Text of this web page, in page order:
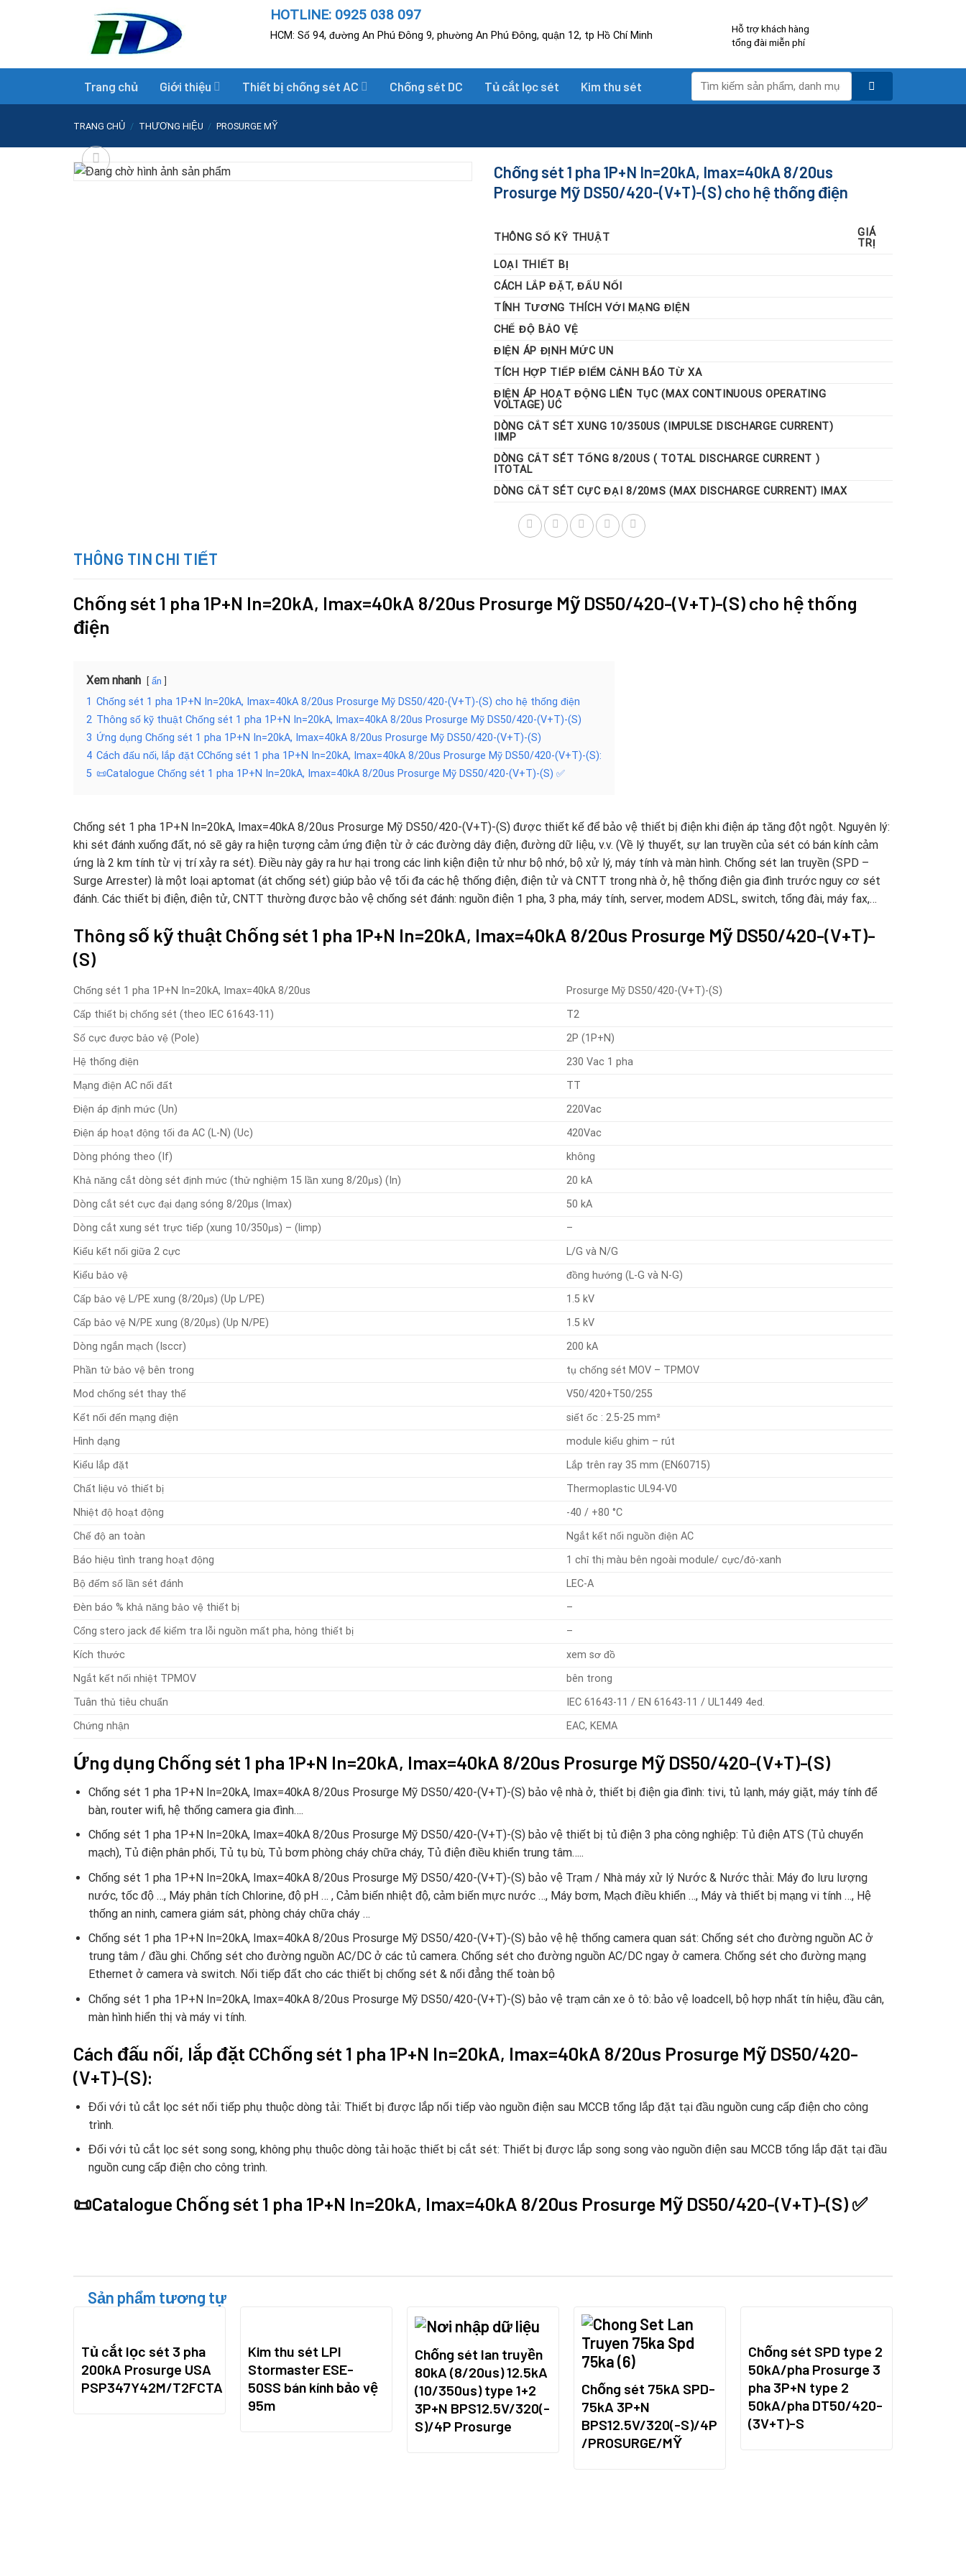
HOTLINE: 0925 038 097
HCM: Số 94, đường An Phú Đông 9, phường An Phú Đông, quận 12, tp Hồ Chí Minh
Hỗ trợ khách hàng
tổng đài miễn phí
Trang chủ Giới thiệu Thiết bị chống sét AC Chống sét DC Tủ cắt lọc sét Kim thu sét
kiếm:
TRANG CHỦ / THƯƠNG HIỆU / PROSURGE MỸ
Chống sét 1 pha 1P+N In=20kA, Imax=40kA 8/20us
Prosurge Mỹ DS50/420-(V+T)-(S) cho hệ thống điện
THÔNG SỐ KỸ THUẬT
GIÁ
TRỊ
LOẠI THIẾT BỊ
CÁCH LẮP ĐẶT, ĐẤU NỐI
TÍNH TƯƠNG THÍCH VỚI MẠNG ĐIỆN
CHẾ ĐỘ BẢO VỆ
ĐIỆN ÁP ĐỊNH MỨC UN
TÍCH HỢP TIẾP ĐIỂM CẢNH BÁO TỪ XA
ĐIỆN ÁP HOẠT ĐỘNG LIÊN TỤC (MAX CONTINUOUS OPERATING
VOLTAGE) UC
DÒNG CẮT SÉT XUNG 10/350US (IMPULSE DISCHARGE CURRENT)
IIMP
DÒNG CẮT SÉT TỔNG 8/20US ( TOTAL DISCHARGE CURRENT )
ITOTAL
DÒNG CẮT SÉT CỰC ĐẠI 8/20ΜS (MAX DISCHARGE CURRENT) IMAX
THÔNG TIN CHI TIẾT
Chống sét 1 pha 1P+N In=20kA, Imax=40kA 8/20us Prosurge Mỹ DS50/420-(V+T)-(S) cho hệ thống
điện
Xem nhanh ẩn
1 Chống sét 1 pha 1P+N In=20kA, Imax=40kA 8/20us Prosurge Mỹ DS50/420-(V+T)-(S) cho hệ thống điện
2 Thông số kỹ thuật Chống sét 1 pha 1P+N In=20kA, Imax=40kA 8/20us Prosurge Mỹ DS50/420-(V+T)-(S)
3 Ứng dụng Chống sét 1 pha 1P+N In=20kA, Imax=40kA 8/20us Prosurge Mỹ DS50/420-(V+T)-(S)
4 Cách đấu nối, lắp đặt CChống sét 1 pha 1P+N In=20kA, Imax=40kA 8/20us Prosurge Mỹ DS50/420-(V+T)-(S):
5 📜Catalogue Chống sét 1 pha 1P+N In=20kA, Imax=40kA 8/20us Prosurge Mỹ DS50/420-(V+T)-(S) ✅
Chống sét 1 pha 1P+N In=20kA, Imax=40kA 8/20us Prosurge Mỹ DS50/420-(V+T)-(S) được thiết kế để bảo vệ thiết bị điện khi điện áp tăng đột ngột. Nguyên lý:
khi sét đánh xuống đất, nó sẽ gây ra hiện tượng cảm ứng điện từ ở các đường dây điện, đường dữ liệu, v.v. (Về lý thuyết, sự lan truyền của sét có bán kính cảm
ứng là 2 km tính từ vị trí xảy ra sét). Điều này gây ra hư hại trong các linh kiện điện tử như bộ nhớ, bộ xử lý, máy tính và màn hình. Chống sét lan truyền (SPD –
Surge Arrester) là một loại aptomat (át chống sét) giúp bảo vệ tối đa các hệ thống điện, điện tử và CNTT trong nhà ở, hệ thống điện gia đình trước nguy cơ sét
đánh. Các thiết bị điện, điện tử, CNTT thường được bảo vệ chống sét đánh: nguồn điện 1 pha, 3 pha, máy tính, server, modem ADSL, switch, tổng đài, máy fax,…
Thông số kỹ thuật Chống sét 1 pha 1P+N In=20kA, Imax=40kA 8/20us Prosurge Mỹ DS50/420-(V+T)-
(S)
Chống sét 1 pha 1P+N In=20kA, Imax=40kA 8/20us
Prosurge Mỹ DS50/420-(V+T)-(S)
Cấp thiết bị chống sét (theo IEC 61643-11)
T2
Số cực được bảo vệ (Pole)
2P (1P+N)
Hệ thống điện
230 Vac 1 pha
Mạng điện AC nối đất
TT
Điện áp định mức (Un)
220Vac
Điện áp hoạt động tối đa AC (L-N) (Uc)
420Vac
Dòng phóng theo (If)
không
Khả năng cắt dòng sét định mức (thử nghiệm 15 lần xung 8/20μs) (In)
20 kA
Dòng cắt sét cực đại dạng sóng 8/20µs (Imax)
50 kA
Dòng cắt xung sét trực tiếp (xung 10/350μs) – (limp)
–
Kiểu kết nối giữa 2 cực
L/G và N/G
Kiểu bảo vệ
đồng hướng (L-G và N-G)
Cấp bảo vệ L/PE xung (8/20μs) (Up L/PE)
1.5 kV
Cấp bảo vệ N/PE xung (8/20μs) (Up N/PE)
1.5 kV
Dòng ngắn mạch (Isccr)
200 kA
Phần tử bảo vệ bên trong
tụ chống sét MOV – TPMOV
Mod chống sét thay thế
V50/420+T50/255
Kết nối đến mạng điện
siết ốc : 2.5-25 mm²
Hình dạng
module kiểu ghim – rút
Kiểu lắp đặt
Lắp trên ray 35 mm (EN60715)
Chất liệu vỏ thiết bị
Thermoplastic UL94-V0
Nhiệt độ hoạt động
-40 / +80 °C
Chế độ an toàn
Ngắt kết nối nguồn điện AC
Báo hiệu tình trang hoạt động
1 chỉ thị màu bên ngoài module/ cực/đỏ-xanh
Bộ đếm số lần sét đánh
LEC-A
Đèn báo % khả năng bảo vệ thiết bị
–
Cổng stero jack để kiểm tra lỗi nguồn mất pha, hỏng thiết bị
–
Kích thước
xem sơ đồ
Ngắt kết nối nhiệt TPMOV
bên trong
Tuân thủ tiêu chuẩn
IEC 61643-11 / EN 61643-11 / UL1449 4ed.
Chứng nhận
EAC, KEMA
Ứng dụng Chống sét 1 pha 1P+N In=20kA, Imax=40kA 8/20us Prosurge Mỹ DS50/420-(V+T)-(S)
Chống sét 1 pha 1P+N In=20kA, Imax=40kA 8/20us Prosurge Mỹ DS50/420-(V+T)-(S) bảo vệ nhà ở, thiết bị điện gia đình: tivi, tủ lạnh, máy giặt, máy tính để
bàn, router wifi, hệ thống camera gia đình….
Chống sét 1 pha 1P+N In=20kA, Imax=40kA 8/20us Prosurge Mỹ DS50/420-(V+T)-(S) bảo vệ thiết bị tủ điện 3 pha công nghiệp: Tủ điện ATS (Tủ chuyển
mạch), Tủ điện phân phối, Tủ tụ bù, Tủ bơm phòng cháy chữa cháy, Tủ điện điều khiển trung tâm…..
Chống sét 1 pha 1P+N In=20kA, Imax=40kA 8/20us Prosurge Mỹ DS50/420-(V+T)-(S) bảo vệ Trạm / Nhà máy xử lý Nước & Nước thải: Máy đo lưu lượng
nước, tốc độ …, Máy phân tích Chlorine, độ pH … , Cảm biến nhiệt độ, cảm biến mực nước …, Máy bơm, Mạch điều khiển …, Máy và thiết bị mạng vi tính …, Hệ
thống an ninh, camera giám sát, phòng cháy chữa cháy …
Chống sét 1 pha 1P+N In=20kA, Imax=40kA 8/20us Prosurge Mỹ DS50/420-(V+T)-(S) bảo vệ hệ thống camera quan sát: Chống sét cho đường nguồn AC ở
trung tâm / đầu ghi. Chống sét cho đường nguồn AC/DC ở các tủ camera. Chống sét cho đường nguồn AC/DC ngay ở camera. Chống sét cho đường mạng
Ethernet ở camera và switch. Nối tiếp đất cho các thiết bị chống sét & nối đẳng thế toàn bộ
Chống sét 1 pha 1P+N In=20kA, Imax=40kA 8/20us Prosurge Mỹ DS50/420-(V+T)-(S) bảo vệ trạm cân xe ô tô: bảo vệ loadcell, bộ hợp nhất tín hiệu, đầu cân,
màn hình hiển thị và máy vi tính.
Cách đấu nối, lắp đặt CChống sét 1 pha 1P+N In=20kA, Imax=40kA 8/20us Prosurge Mỹ DS50/420-
(V+T)-(S):
Đối với tủ cắt lọc sét nối tiếp phụ thuộc dòng tải: Thiết bị được lắp nối tiếp vào nguồn điện sau MCCB tổng lắp đặt tại đầu nguồn cung cấp điện cho công
trình.
Đối với tủ cắt lọc sét song song, không phụ thuộc dòng tải hoặc thiết bị cắt sét: Thiết bị được lắp song song vào nguồn điện sau MCCB tổng lắp đặt tại đầu
nguồn cung cấp điện cho công trình.
📜Catalogue Chống sét 1 pha 1P+N In=20kA, Imax=40kA 8/20us Prosurge Mỹ DS50/420-(V+T)-(S) ✅
Sản phẩm tương tự
Tủ cắt lọc sét 3 pha
200kA Prosurge USA
PSP347Y42M/T2FCTA
Kim thu sét LPI
Stormaster ESE-
50SS bán kính bảo vệ
95m
Chống sét lan truyền
80kA (8/20us) 12.5kA
(10/350us) type 1+2
3P+N BPS12.5V/320(-
S)/4P Prosurge
Chống sét 75kA SPD-
75kA 3P+N
BPS12.5V/320(-S)/4P
/PROSURGE/MỸ
Chống sét SPD type 2
50kA/pha Prosurge 3
pha 3P+N type 2
50kA/pha DT50/420-
(3V+T)-S